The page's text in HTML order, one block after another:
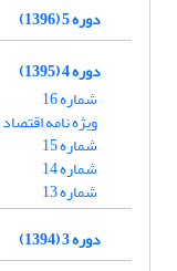
دوره 5 (1396)
دوره 4 (1395)
شماره 16
ویژه نامه
شماره 15
شماره 14
شماره 13
دوره 3 (1394)